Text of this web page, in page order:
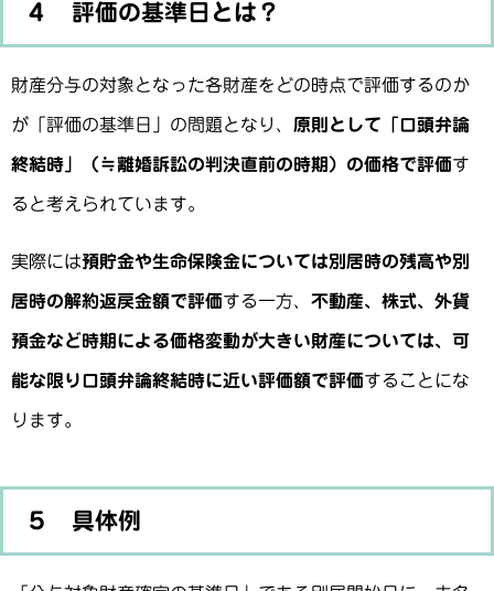
４ 評価の基準日とは？
財産分与の対象となった各財産をどの時点で評価するのか
が「評価の基準日」の問題となり、 原則として「口頭弁論
終結時」（≒離婚訴訟の判決直前の時期）の価格で評価す
ると考えられています。
実際には預貯金や生命保険金については別居時の残高や別
居時の解約返戻金額で評価する一方、 不動産、株式、外貨
預金など時期による価格変動が大きい財産については、可
能な限り口頭弁論終結時に近い評価額で評価することにな
ります。
５ 具体例